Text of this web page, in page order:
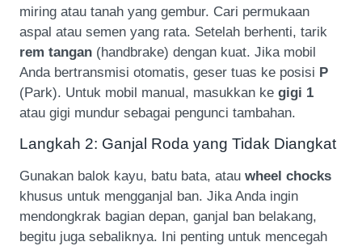
miring atau tanah yang gembur. Cari permukaan
aspal atau semen yang rata. Setelah berhenti, tarik
rem tangan (handbrake) dengan kuat. Jika mobil
Anda bertransmisi otomatis, geser tuas ke posisi P
(Park). Untuk mobil manual, masukkan ke gigi 1
atau gigi mundur sebagai pengunci tambahan.
Langkah 2: Ganjal Roda yang Tidak Diangkat
Gunakan balok kayu, batu bata, atau wheel chocks
khusus untuk mengganjal ban. Jika Anda ingin
mendongkrak bagian depan, ganjal ban belakang,
begitu juga sebaliknya. Ini penting untuk mencegah